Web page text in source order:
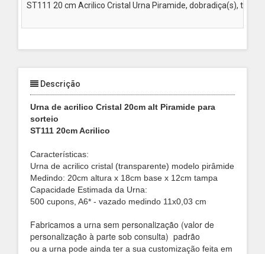
ST111 20 cm Acrilico Cristal Urna Piramide, dobradiça(s),
Descrição
Urna de acrilico Cristal 20cm alt Piramide para
sorteio
ST111 20cm Acrilico
Características:
Urna de acrilico cristal (transparente) modelo pirâmide
Medindo: 20cm altura x 18cm base x 12cm tampa
Capacidade Estimada da Urna:
500 cupons, A6* - vazado medindo 11x0,03 cm
Fabricamos a urna sem personalização (valor de
personalização à parte sob consulta) padrão
ou a urna pode ainda ter a sua customização feita em